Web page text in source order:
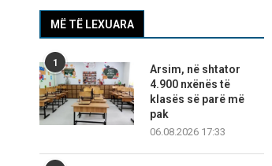
MË TË LEXUARA
1
Arsim, në shtator
4.900 nxënës të
klasës së parë më
pak
06.08.2026 17:33